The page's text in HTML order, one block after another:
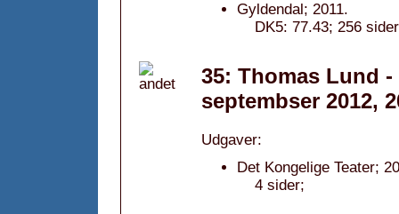
Gyldendal; 2011.
DK5: 77.43; 256
35: Thomas Lund
septembser 2012,
Udgaver:
Det Kongelige Teater;
4 sider;